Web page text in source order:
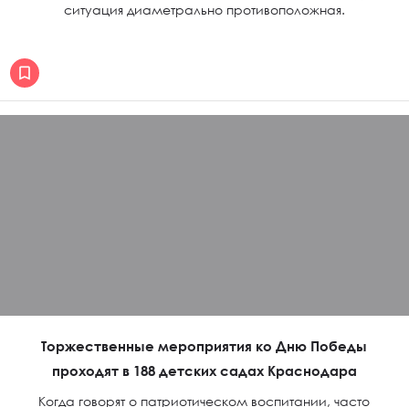
ситуация диаметрально противоположная.
Торжественные мероприятия ко Дню Победы
проходят в 188 детских садах Краснодара
Когда говорят о патриотическом воспитании, часто